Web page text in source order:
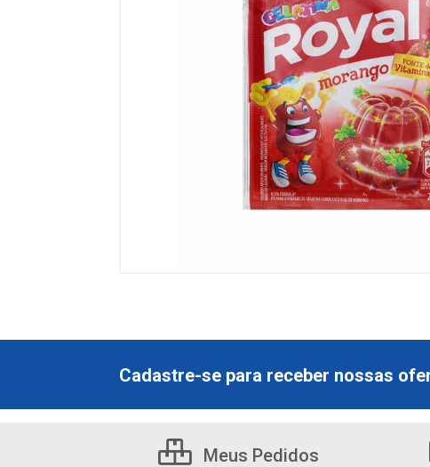
Cadastre-se para receber nossas
Meus Pedidos